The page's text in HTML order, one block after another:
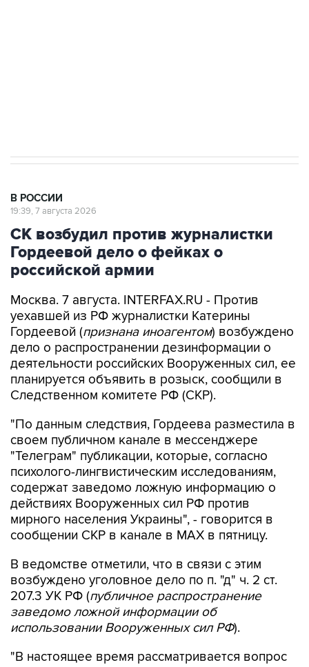
В РОССИИ
19:39, 7 августа 2026
СК возбудил против журналистки
Гордеевой дело о фейках о
российской армии
Москва. 7 августа. INTERFAX.RU - Против
уехавшей из РФ журналистки Катерины
Гордеевой (признана иноагентом) возбуждено
дело о распространении дезинформации о
деятельности российских Вооруженных сил, ее
планируется объявить в розыск, сообщили в
Следственном комитете РФ (СКР).
"По данным следствия, Гордеева разместила в
своем публичном канале в мессенджере
"Телеграм" публикации, которые, согласно
психолого-лингвистическим исследованиям,
содержат заведомо ложную информацию о
действиях Вооруженных сил РФ против
мирного населения Украины", - говорится в
сообщении СКР в канале в MAX в пятницу.
В ведомстве отметили, что в связи с этим
возбуждено уголовное дело по п. "д" ч. 2 ст.
207.3 УК РФ (публичное распространение
заведомо ложной информации об
использовании Вооруженных сил РФ).
"В настоящее время рассматривается вопрос